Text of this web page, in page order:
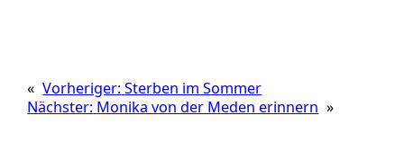
« Vorheriger:Sterben im Sommer
Nächster: Monika von der Meden erinnern »